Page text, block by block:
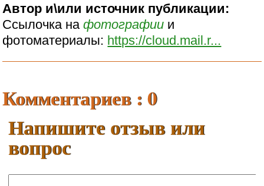
Автор и\или источник публикации:
Ссылочка нафотографии и
фотоматериалы: https://cloud.mail.r...
Комментариев : 0
Напишите отзыв или
вопрос